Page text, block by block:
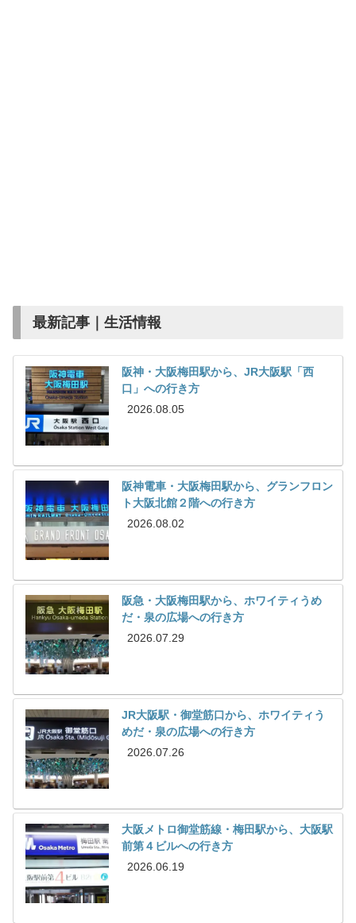
最新記事｜生活情報
阪神・大阪梅田駅から、JR大阪駅「西
口」への行き方
2026.08.05
阪神電車・大阪梅田駅から、グランフロン
ト大阪北館２階への行き方
2026.08.02
阪急・大阪梅田駅から、ホワイティうめ
だ・泉の広場への行き方
2026.07.29
JR大阪駅・御堂筋口から、ホワイティう
めだ・泉の広場への行き方
2026.07.26
大阪メトロ御堂筋線・梅田駅から、大阪駅
前第４ビルへの行き方
2026.06.19